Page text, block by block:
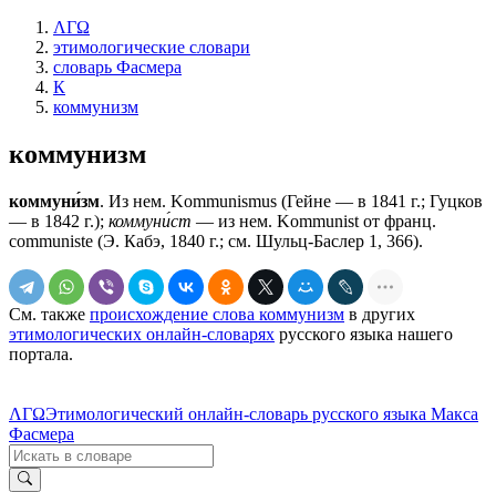
ΛΓΩ
этимологические словари
словарь Фасмера
К
коммунизм
коммунизм
коммуни́зм. Из нем. Kommunismus (Гейне — в 1841 г.; Гуцков
— в 1842 г.); коммуни́ст — из нем. Kommunist от франц.
communiste (Э. Кабэ, 1840 г.; см. Шульц-Баслер 1, 366).
См. также происхождение слова коммунизм в других
этимологических онлайн-словарях русского языка нашего
портала.
ΛΓΩЭтимологический онлайн-словарь русского языка Макса
Фасмера